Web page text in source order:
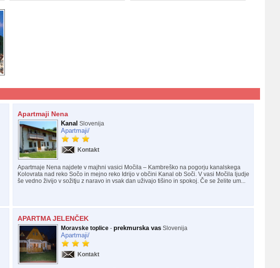
Apartmaji Nena
Kanal Slovenija
Apartmaji/
Kontakt
Apartmaje Nena najdete v majhni vasici Močila – Kambreško na pogorju kanalskega
Kolovrata nad reko Sočo in mejno reko Idrijo v občini Kanal ob Soči. V vasi Močila ljudje
še vedno živijo v sožitju z naravo in vsak dan uživajo tišino in spokoj. Če se želite um...
APARTMA JELENČEK
Moravske toplice- prekmurska vasSlovenija
Apartmaji/
Kontakt